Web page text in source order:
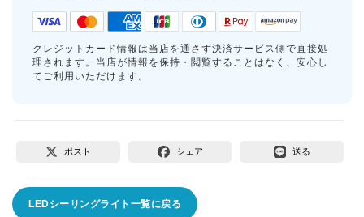
クレジットカード情報は当店を通さず決済サービス側で直接処
理されます。当店が情報を保持・閲覧することはなく、安心し
てご利用いただけます。
ポスト シェア 送る
LEDシーリングライト一覧に戻る